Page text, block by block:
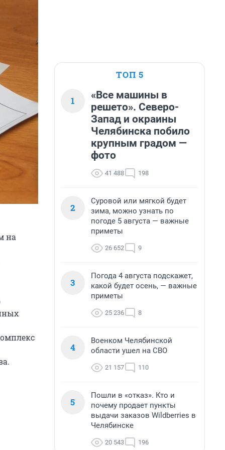
на
ТОП 5
1
«Все машины в
решето». Северо-
Запад и окраины
Челябинска побило
крупным градом —
фото
41 488 198
2
Суровой или мягкой будет
зима, можно узнать по
погоде 5 августа — важные
приметы
26 652 9
3
Погода 4 августа подскажет,
какой будет осень, — важные
приметы
25 236 8
4
Военком Челябинской
области ушел на СВО
21 157 110
5
Пошли в «отказ». Кто и
почему продает пункты
выдачи заказов Wildberries в
Челябинске
20 543 196